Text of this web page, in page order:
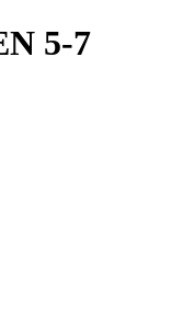
5-7